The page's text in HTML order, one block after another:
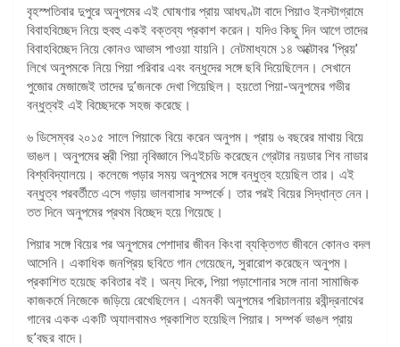
বৃহস্পতিবার দুপুরে অনুপমের এই ঘোষণার প্রায় আধঘণ্টা বাদে পিয়াও ইনস্টাগ্রামে
বিবাহবিচ্ছেদ নিয়ে হুবহু একই বক্তব্য প্রকাশ করেন। যদিও কিছু দিন আগে তাদের
বিবাহবিচ্ছেদ নিয়ে কোনও আভাস পাওয়া যায়নি। নেটমাধ্যমে ১৪ অক্টোবর ‘প্রিয়’
লিখে অনুপমকে নিয়ে পিয়া পরিবার এবং বন্ধুদের সঙ্গে ছবি দিয়েছিলেন। সেখানে
পুজোর মেজাজেই তাদের দু’জনকে দেখা গিয়েছিল। হয়তো পিয়া-অনুপমের গভীর
বন্ধুত্বই এই বিচ্ছেদকে সহজ করেছে।
৬ ডিসেম্বর ২০১৫ সালে পিয়াকে বিয়ে করেন অনুপম। প্রায় ৬ বছরের মাথায় বিয়ে
ভাঙল। অনুপমের স্ত্রী পিয়া নৃবিজ্ঞানে পিএইচডি করেছেন গ্রেটার নয়ডার শিব নাডার
বিশ্ববিদ্যালয়ে। কলেজে পড়ার সময় অনুপমের সঙ্গে বন্ধুত্ব হয়েছিল তার। এই
বন্ধুত্ব পরবর্তীতে এসে গড়ায় ভালবাসার সম্পর্কে। তার পরই বিয়ের সিদ্ধান্ত নেন।
তত দিনে অনুপমের প্রথম বিচ্ছেদ হয়ে গিয়েছে।
পিয়ার সঙ্গে বিয়ের পর অনুপমের পেশাদার জীবন কিংবা ব্যক্তিগত জীবনে কোনও বদল
আসেনি। একাধিক জনপ্রিয় ছবিতে গান গেয়েছেন, সুরারোপ করেছেন অনুপম।
প্রকাশিত হয়েছে কবিতার বই। অন্য দিকে, পিয়া পড়াশোনার সঙ্গে নানা সামাজিক
কাজকর্মে নিজেকে জড়িয়ে রেখেছিলেন। এমনকী অনুপমের পরিচালনায় রবীন্দ্রনাথের
গানের একক একটি অ্যালবামও প্রকাশিত হয়েছিল পিয়ার। সম্পর্ক ভাঙল প্রায়
ছ’বছর বাদে।